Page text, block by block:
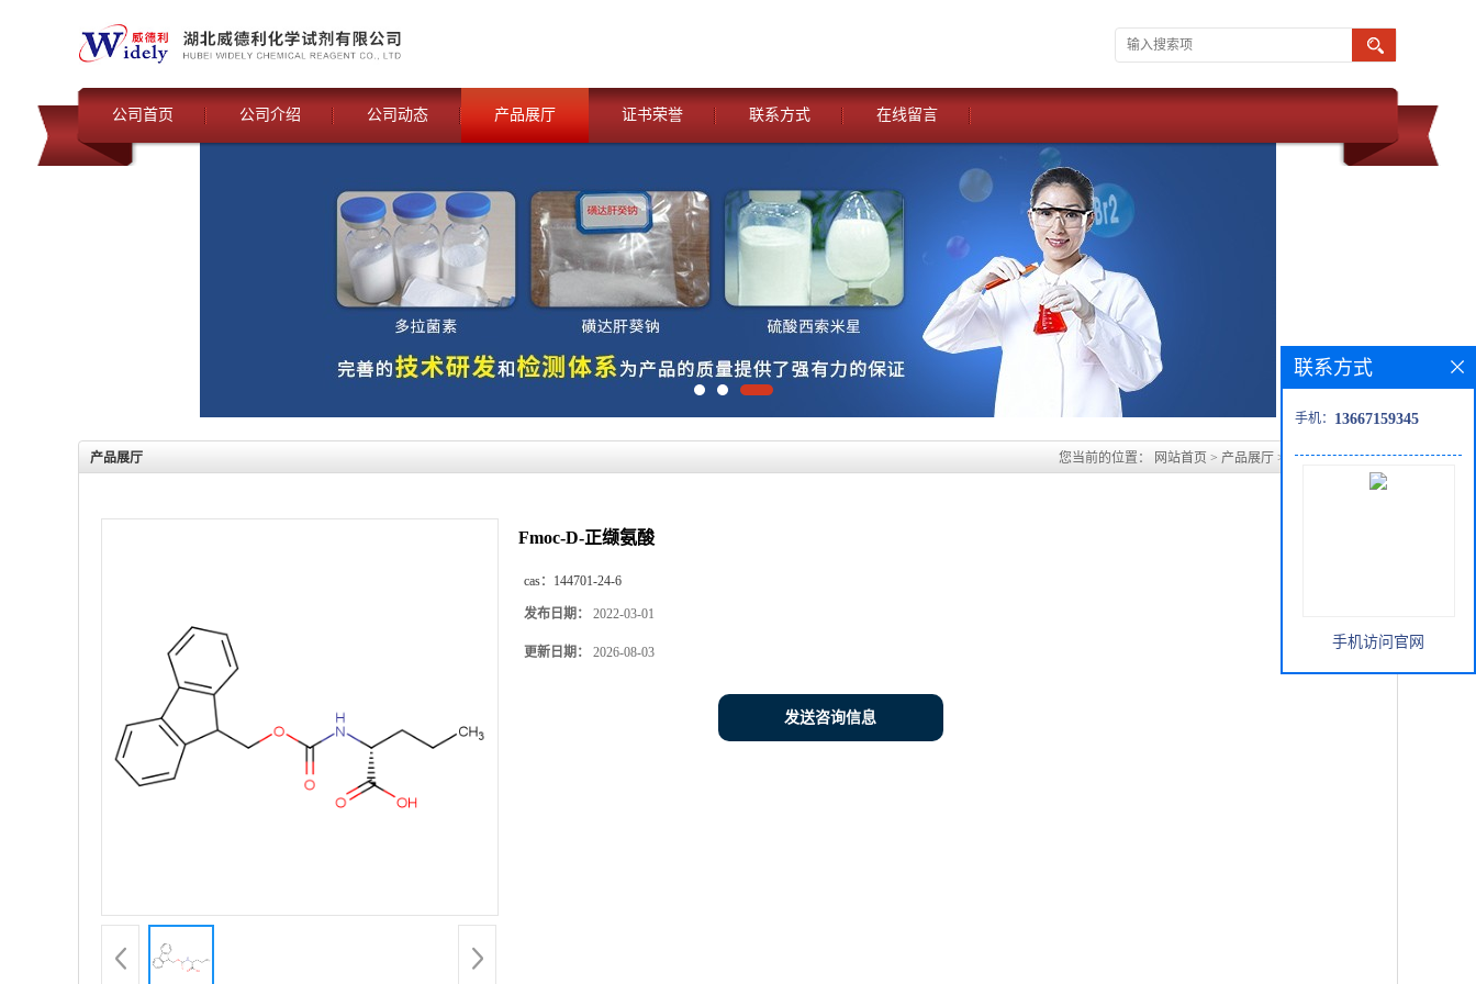
公司首页 公司介绍 公司动态 产品展厅 证书荣誉 联系方式 在线留言
产品展厅 您当前的位置： 网站首页 > 产品展厅 > Fmoc-D-正缬氨酸
Fmoc-D-正缬氨酸
cas： 144701-24-6
发布日期： 2022-03-01
更新日期： 2026-08-03
发送咨询信息
联系方式
手机： 13667159345
手机访问官网